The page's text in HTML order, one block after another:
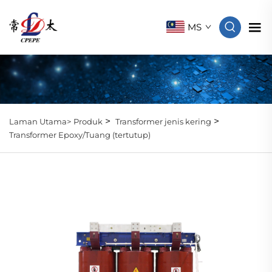
MS
Laman Utama> Produk > Transformer jenis kering >
Transformer Epoxy/Tuang (tertutup)